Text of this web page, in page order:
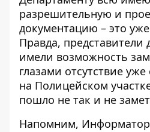
разрешительную и
документацию – это
Правда, представители
имели возможность
глазами отсутствие
на Полицейском
пошло не так и не
Напомним, Информатор